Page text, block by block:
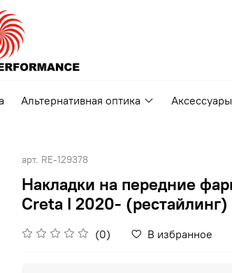
Альтернативная оптика Аксессуары
арт. RE-129378
Накладки на передние
Creta I 2020- (рестайлинг)
(0) В избранное